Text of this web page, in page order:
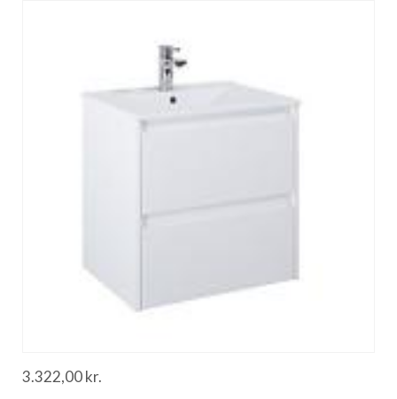
3.322,00kr.